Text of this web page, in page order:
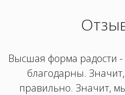
Высшая форма радости
благодарны.
правильно. Значит,